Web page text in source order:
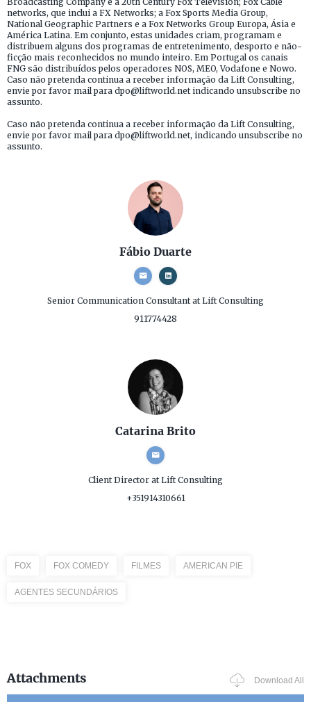
networks, que inclui a FX Networks; a Fox Sports Media Group,
National Geographic Partners e a Fox Networks Group Europa, Ásia e
América Latina. Em conjunto, estas unidades criam, programam e
distribuem alguns dos programas de entretenimento, desporto e não-
ficção mais reconhecidos no mundo inteiro. Em Portugal os canais
FNG são distribuídos pelos operadores NOS, MEO, Vodafone e Nowo.
Caso não pretenda continua a receber informação da Lift Consulting,
envie por favor mail para dpo@liftworld.net indicando unsubscribe no
assunto.
Caso não pretenda continua a receber informação da Lift Consulting,
envie por favor mail para dpo@liftworld.net, indicando unsubscribe no
assunto.
Fábio Duarte
Senior Communication Consultant at Lift Consulting
911774428
Catarina Brito
Client Director at Lift Consulting
+351914310661
FOX FOX COMEDY FILMES AMERICAN PIE
AGENTES SECUNDÁRIOS
Attachments Download All